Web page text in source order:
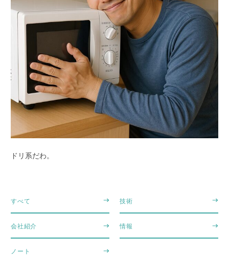
ドリ系だわ。
すべて 技術
会社紹介 情報
ノート